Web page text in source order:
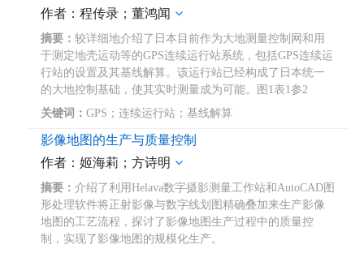
作者：程传录；董鸿闻
摘要： 较详细地介绍了日本目前作为大地测量控制网和用
于测定地壳运动等的GPS连续运行站系统，包括GPS连续运
行站的设置及其基线解算。该运行站已经构成了日本统一
的大地控制基础，使其实时测量成为可能。图1表1参2
关键词： GPS；连续运行站；基线解算
影像地图的生产与质量控制
作者：姬海莉；方诗明
摘要： 介绍了利用Helava数字摄影测量工作站和AutoCAD图
形处理软件将正射影像与数字线划图精确叠加来生产影像
地图的工艺流程，探讨了影像地图生产过程中的质量控
制，实现了影像地图的规模化生产。